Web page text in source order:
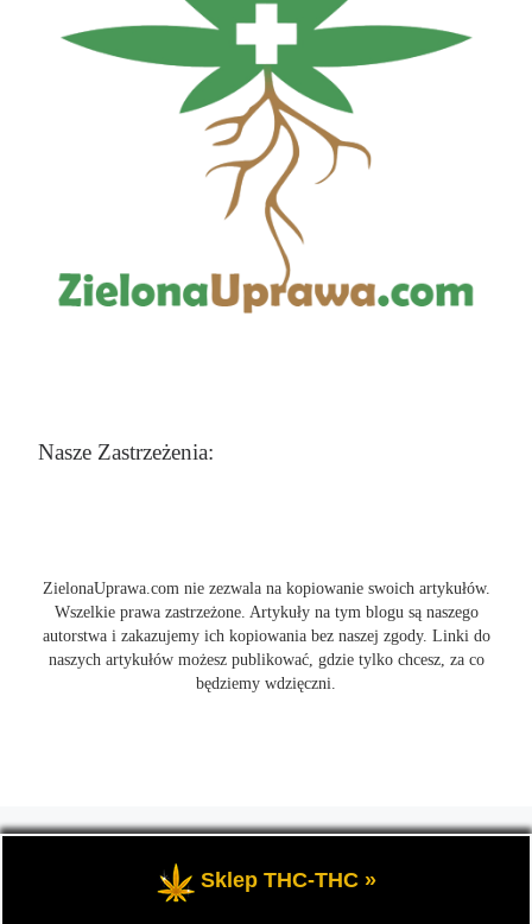
Nasze Zastrzeżenia:
ZielonaUprawa.com nie zezwala na kopiowanie swoich artykułów.
Wszelkie prawa zastrzeżone. Artykuły na tym blogu są naszego
autorstwa i zakazujemy ich kopiowania bez naszej zgody. Linki do
naszych artykułów możesz publikować, gdzie tylko chcesz, za co
będziemy wdzięczni.
wszystko o uprawie i hodowli marihunay, roślin konopi indoor
oraz outdoor.
Sklep THC-THC »